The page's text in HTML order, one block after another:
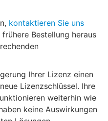
kontaktieren Sie uns
Bestellung heraus
Ihrer Lizenz einen
Lizenzschlüssel. Ihre
weiterhin wie
keine Auswirkungen